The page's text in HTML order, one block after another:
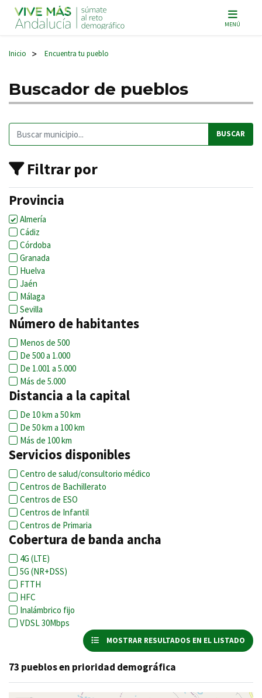
Navegación principal MENÚ
Inicio > Encuentra tu pueblo
Buscador de pueblos
Buscar:
Filtrar por
Provincia
Almería
Cádiz
Córdoba
Granada
Huelva
Jaén
Málaga
Sevilla
Número de habitantes
Menos de 500
De 500 a 1.000
De 1.001 a 5.000
Más de 5.000
Distancia a la capital
De 10 km a 50 km
De 50 km a 100 km
Más de 100 km
Servicios disponibles
Centro de salud/consultorio médico
Centros de Bachillerato
Centros de ESO
Centros de Infantil
Centros de Primaria
Cobertura de banda ancha
4G (LTE)
5G (NR+DSS)
FTTH
HFC
Inalámbrico fijo
VDSL 30Mbps
MOSTRAR RESULTADOS EN EL LISTADO
73 pueblos en prioridad demográfica